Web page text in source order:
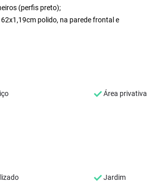
(perfis preto);
polido, na parede frontal e
Área privativa
Jardim